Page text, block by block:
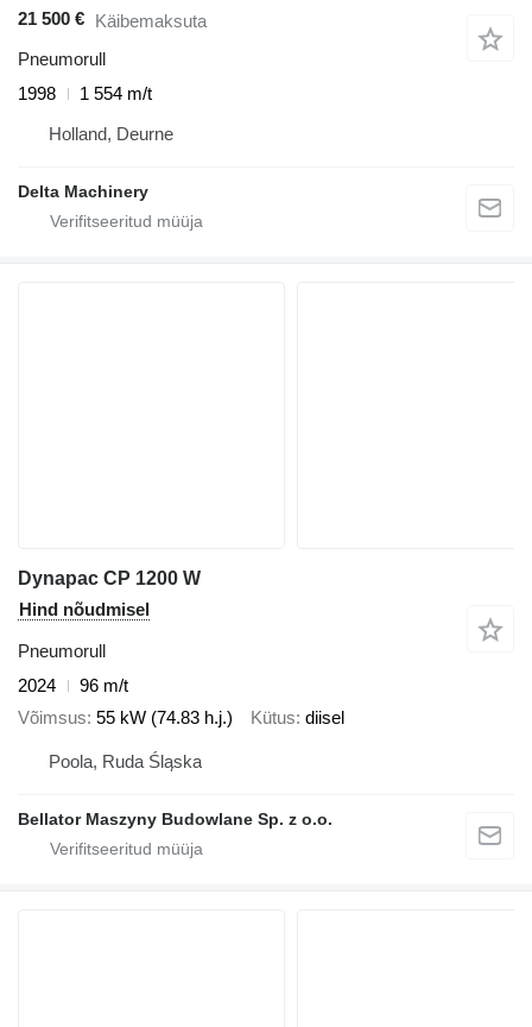
21 500 € Käibemaksuta
Pneumorull
1998
1 554 m/t
Holland, Deurne
Delta Machinery
Dynapac CP 1200 W
Hind nõudmisel
Pneumorull
2024
96 m/t
Võimsus 55 kW (74.83 h.j.) Kütus diisel
Poola, Ruda Śląska
Bellator Maszyny Budowlane Sp. z o.o.